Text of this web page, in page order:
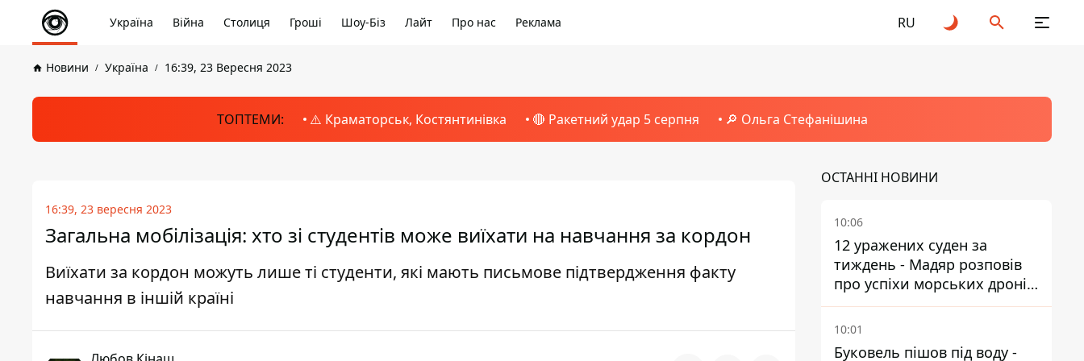
Україна Війна Столиця Гроші Шоу-Біз Лайт Про нас Реклама RU
Новини Україна 16:39, 23 Вересня 2023
ТОПТЕМИ: ⚠️ Краматорськ, Костянтинівка 🔴 Ракетний удар 5 серпня 🔎 Ольга Стефанішина
16:39, 23 вересня 2023
Загальна мобілізація: хто зі студентів може виїхати на навчання за кордон
Виїхати за кордон можуть лише ті студенти, які мають письмове підтвердження факту
навчання в іншій країні
ОСТАННІ НОВИНИ
10:06
12 уражених суден за
тиждень - Мадяр розповів
про успіхи морських дронів
у Чорному та Азовському
морях
10:01
Буковель пішов під воду -